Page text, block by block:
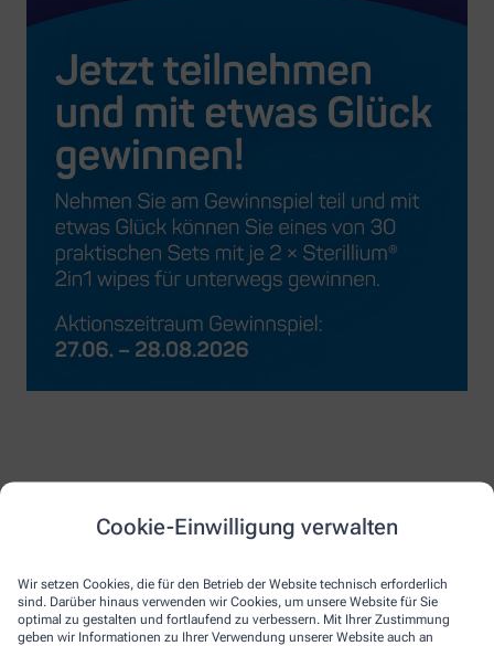
Cookie-Einwilligung verwalten
Wir setzen Cookies, die für den Betrieb der Website technisch erforderlich
sind. Darüber hinaus verwenden wir Cookies, um unsere Website für Sie
optimal zu gestalten und fortlaufend zu verbessern. Mit Ihrer Zustimmung
geben wir Informationen zu Ihrer Verwendung unserer Website auch an